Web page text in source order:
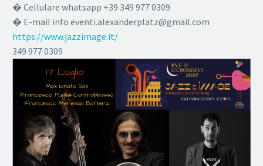
� Cellulare whatsapp +39 349 977 0309
� E-mail info eventi.alexanderplatz@gmail.com
https://www.jazzimage.it/
349 977 0309